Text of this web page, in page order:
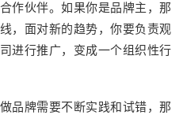
作伙伴。如果你是品牌主，那
，面对新的趋势，你要负责观
进行推广，变成一个组织性行
品牌需要不断实践和试错，那